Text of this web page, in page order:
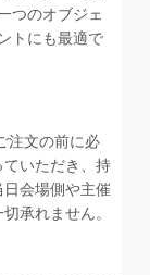
つのオブジェ
トにも最適で
注文の前に必
いただき、持
会場側や主催
承れません。